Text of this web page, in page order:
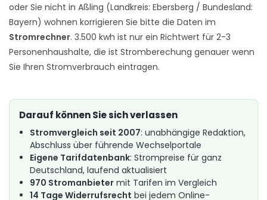
oder Sie nicht in Aßling (Landkreis: Ebersberg / Bundesland:
Bayern) wohnen korrigieren Sie bitte die Daten im
Stromrechner. 3.500 kwh ist nur ein Richtwert für 2-3
Personenhaushalte, die ist Stromberechung genauer wenn
Sie Ihren Stromverbrauch eintragen.
Darauf können Sie sich verlassen
Stromvergleich seit 2007: unabhängige Redaktion,
Abschluss über führende Wechselportale
Eigene Tarifdatenbank: Strompreise für ganz
Deutschland, laufend aktualisiert
970 Stromanbieter mit Tarifen im Vergleich
14 Tage Widerrufsrecht bei jedem Online-